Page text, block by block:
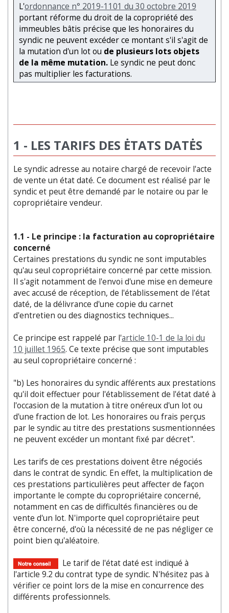
L'ordonnance n° 2019-1101 du 30 octobre 2019
portant réforme du droit de la copropriété des
immeubles bâtis précise que les honoraires du
syndic ne peuvent excéder ce montant s'il s'agit de
la mutation d'un lot ou de plusieurs lots objets
de la même mutation. Le syndic ne peut donc
pas multiplier les facturations.
1 - LES TARIFS DES ĖTATS DATĖS
Le syndic adresse au notaire chargé de recevoir l'acte
de vente un état daté. Ce document est réalisé par le
syndic et peut être demandé par le notaire ou par le
copropriétaire vendeur.
1.1 - Le principe : la facturation au copropriétaire
concerné
Certaines prestations du syndic ne sont imputables
qu'au seul copropriétaire concerné par cette mission.
Il s'agit notamment de l'envoi d'une mise en demeure
avec accusé de réception, de l'établissement de l'état
daté, de la délivrance d'une copie du carnet
d'entretien ou des diagnostics techniques...
Ce principe est rappelé par l'article 10-1 de la loi du
10 juillet 1965. Ce texte précise que sont imputables
au seul copropriétaire concerné :
"b) Les honoraires du syndic afférents aux prestations
qu'il doit effectuer pour l'établissement de l'état daté à
l'occasion de la mutation à titre onéreux d'un lot ou
d'une fraction de lot. Les honoraires ou frais perçus
par le syndic au titre des prestations susmentionnées
ne peuvent excéder un montant fixé par décret".
Les tarifs de ces prestations doivent être négociés
dans le contrat de syndic. En effet, la multiplication de
ces prestations particulières peut affecter de façon
importante le compte du copropriétaire concerné,
notamment en cas de difficultés financières ou de
vente d'un lot. N'importe quel copropriétaire peut
être concerné, d'où la nécessité de ne pas négliger ce
point bien qu'aléatoire.
Le tarif de l'état daté est indiqué à
l'article 9.2 du contrat type de syndic. N'hésitez pas à
vérifier ce point lors de la mise en concurrence des
différents professionnels.